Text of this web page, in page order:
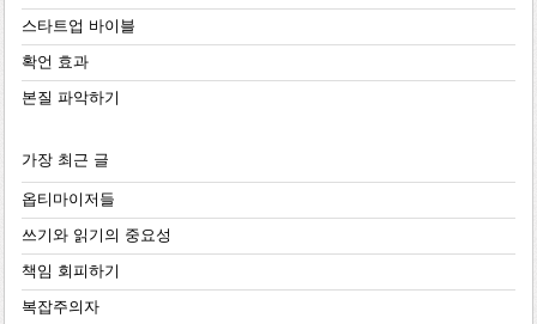
스타트업 바이블
확언 효과
본질 파악하기
가장 최근 글
옵티마이저들
쓰기와 읽기의 중요성
책임 회피하기
복잡주의자